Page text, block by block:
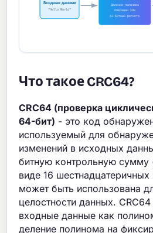
Входные данные
"Hello World"
Деление полинома
Операции XOR
64-битный регистр
Что такое CRC64?
CRC64 (проверка
64-бит) - это код
используемый для
изменений в исходных
битную контрольную сумму
виде 16
может быть использована
целостности данных.
входные данные как
деление полинома на